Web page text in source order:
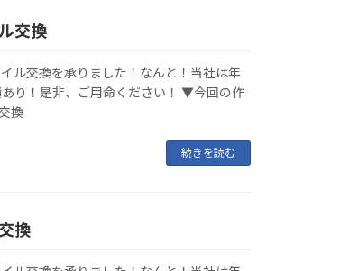
交換
ル交換を承りました！なんと！当社は年
り！是非、ご用命ください！ ▼今回の作
換
続きを読む
換